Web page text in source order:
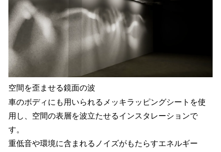
空間を歪ませる鏡面の波
車のボディにも用いられるメッキラッピングシートを使
用し、空間の表層を波立たせるインスタレーションで
す。
重低音や環境に含まれるノイズがもたらすエネルギー